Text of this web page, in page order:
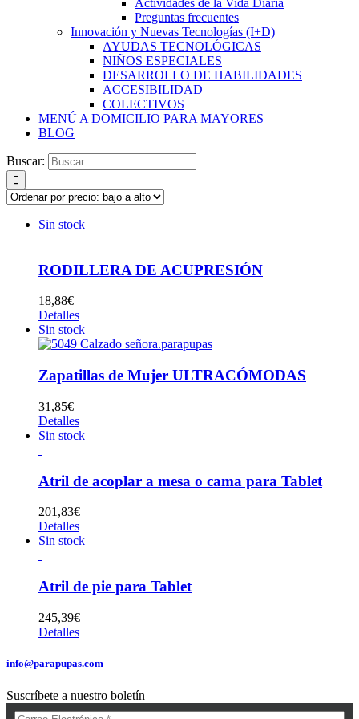
Actividades de la Vida Diaria
Preguntas frecuentes
Innovación y Nuevas Tecnologías (I+D)
AYUDAS TECNOLÓGICAS
NIÑOS ESPECIALES
DESARROLLO DE HABILIDADES
ACCESIBILIDAD
COLECTIVOS
MENÚ A DOMICILIO PARA MAYORES
BLOG
Buscar:
Sin stock
RODILLERA DE ACUPRESIÓN
18,88€
Detalles
Sin stock
Zapatillas de Mujer ULTRACÓMODAS
31,85€
Detalles
Sin stock
Atril de acoplar a mesa o cama para Tablet
201,83€
Detalles
Sin stock
Atril de pie para Tablet
245,39€
Detalles
info@parapupas.com
Suscríbete a nuestro boletín